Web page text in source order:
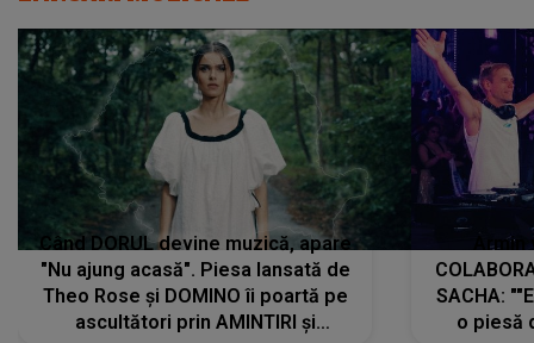
Când DORUL devine muzică, apare
"Nu ajung acasă". Piesa lansată de
Theo Rose și DOMINO îi poartă pe
ascultători prin AMINTIRI și
SACHA:
o piesă